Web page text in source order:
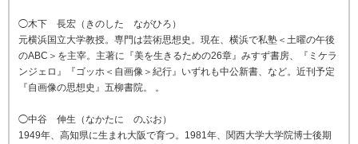
◯木下 長宏（きのした ながひろ）
元横浜国立大学教授。専門は芸術思想史。現在、横浜で私塾＜土曜の午後
のABC＞を主宰。主著に『美を生きるための26章』みすず書房、『ミケラ
ンジェロ』『ゴッホ＜自画像＞紀行』いずれも中公新書、など。近刊予定
『自画像の思想史』五柳書院。 。
◯中谷 伸生（なかたに のぶお）
1949年、高知県に生まれ大阪で育つ。1981年、関西大学大学院博士後期